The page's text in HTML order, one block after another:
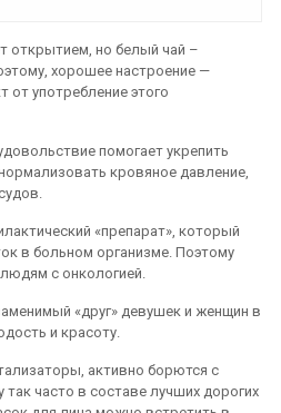
открытием, но белый чай –
хорошее настроение —
употребление этого
помогает укрепить
кровяное давление,
«препарат», который
в больном организме. Поэтому
с онкологией.
«друг» девушек и женщин в
и красоту.
активно борются с
часто в составе лучших дорогих